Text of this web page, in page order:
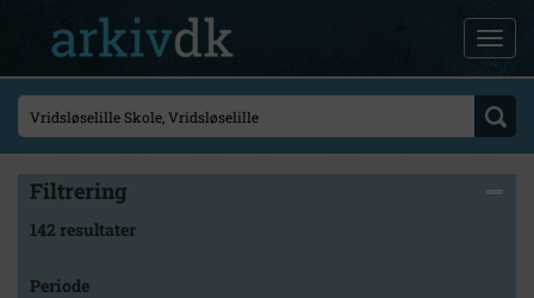
Filtrering
142 resultater
Periode